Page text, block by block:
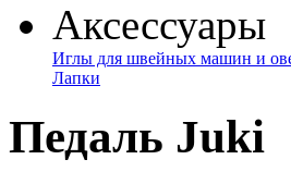
Аксессуары
Иглы для швейных машин и
Лапки
Педаль Juki